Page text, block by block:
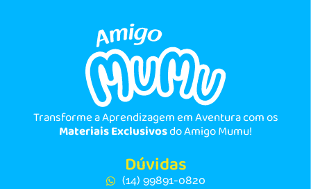
Transforme a Aprendizagem em Aventura com os
Materiais Exclusivosdo Amigo Mumu!
Dúvidas
(14) 99891-0820